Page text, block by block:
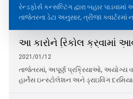
રેન્ડફોર્સ કન્સલ્ટિંગ દ્વારા બહાર પાડવામાં
તાજેતરના ડેટા અનુસાર, ત્રીજા ક્વાર્ટરમાં
પહોંચી ગયું છે...
આ કારોને રિકોલ કરવામાં
અપૂર્ણ પ્રક્રિયાઓને કારણે,
અયોગ્ય વાયરિંગ હાર્નેસ
ઇન્સ્ટોલેશન,...
2021/01/12
તાજેતરમાં, અપૂર્ણ પ્રક્રિયાઓ, અયોગ્ય
હાર્નેસ ઇન્સ્ટોલેશન અને ડ્રાઇવિંગ